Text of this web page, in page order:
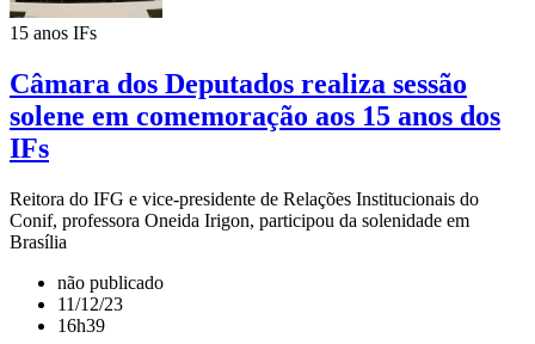
15 anos IFs
Câmara dos Deputados realiza sessão
solene em comemoração aos 15 anos dos
IFs
Reitora do IFG e vice-presidente de Relações Institucionais do
Conif, professora Oneida Irigon, participou da solenidade em
Brasília
não publicado
11/12/23
16h39